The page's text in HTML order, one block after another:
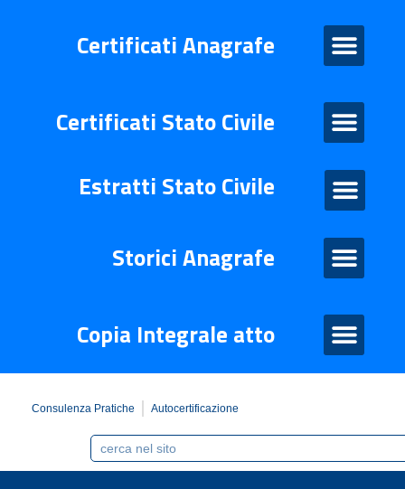
Certificati Anagrafe
Certificati Stato Civile
Estratti Stato Civile
Storici Anagrafe
Copia Integrale atto
Consulenza Pratiche Autocertificazione